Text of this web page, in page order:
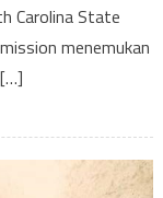
Carolina State
menemukan